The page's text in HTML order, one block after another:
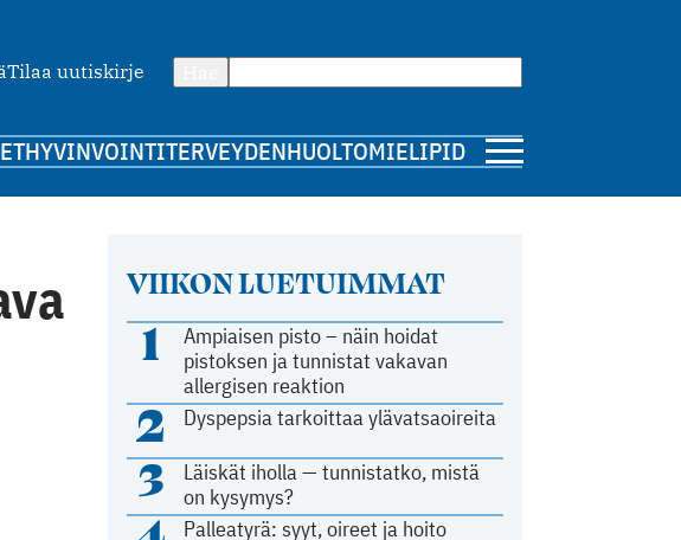
Tilaa uutiskirje
HYVINVOINTITERVEYDENHUOLTOMIELIPIDE
VIIKON LUETUIMMAT
1
Ampiaisen pisto – näin hoidat
pistoksen ja tunnistat vakavan
allergisen reaktion
2 Dyspepsia tarkoittaa ylävatsaoireita
3
Läiskät iholla — tunnistatko, mistä
on kysymys?
Palleatyrä: syyt, oireet ja hoito